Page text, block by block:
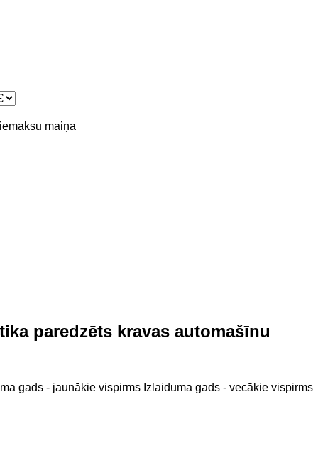
maiņa
paredzēts kravas automašīnu
gads - jaunākie vispirms Izlaiduma gads - vecākie vispirms